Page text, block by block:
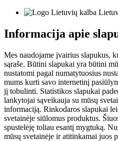
Informacija apie
Mes naudojame įvairius slapukus,
sąraše. Būtini slapukai yra būtini
nustatomi pagal numatytuosius
mums kurti savo internetinį
jį tobulinti. Statistikos slapukai
lankytojai sąveikauja su mūsų
informaciją. Rinkodaros slapukai
svetainėje siūlomus produktus.
spustelėję toliau esantį mygtuką.
mūsų svetainėje ir atitinkamai juos